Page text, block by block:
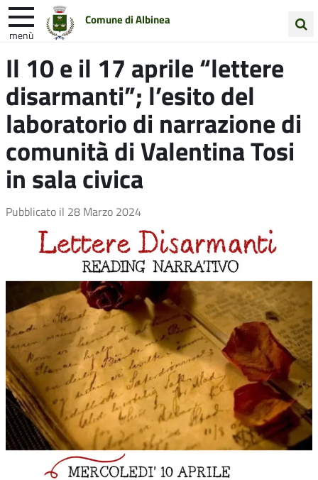
Comune di Albinea
menù
sito
Entra in Comune Vivi Albinea
Unione Colline Matildiche
Il 10 e il 17 aprile “lettere
disarmanti”; l’esito del
laboratorio di narrazione di
comunità di Valentina Tosi
in sala civica
Pubblicato il 28 Marzo 2024